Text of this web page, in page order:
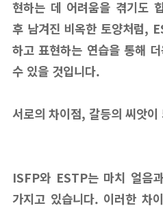
현하는 데 어려움을 겪기도
후 남겨진 비옥한 토양처럼,
하고 표현하는 연습을 통해
수 있을 것입니다.
서로의 차이점, 갈등의 씨앗이
ISFP와 ESTP는 마치 얼음
가지고 있습니다. 이러한 차